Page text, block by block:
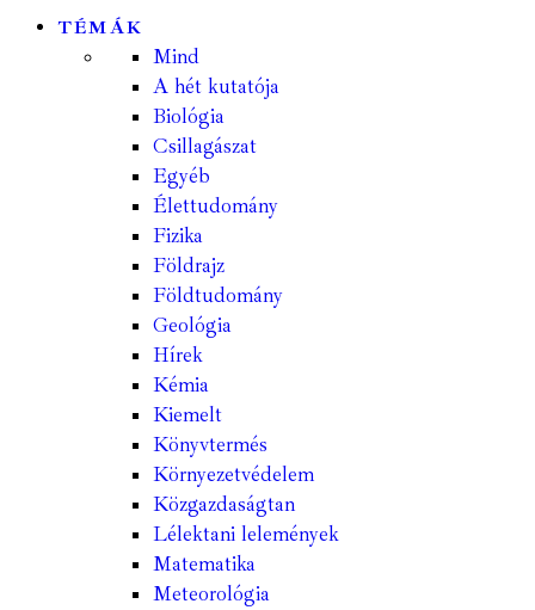
TÉMÁK
Mind
A hét kutatója
Biológia
Csillagászat
Egyéb
Élettudomány
Fizika
Földrajz
Földtudomány
Geológia
Hírek
Kémia
Kiemelt
Könyvtermés
Környezetvédelem
Közgazdaságtan
Lélektani lelemények
Matematika
Meteorológia